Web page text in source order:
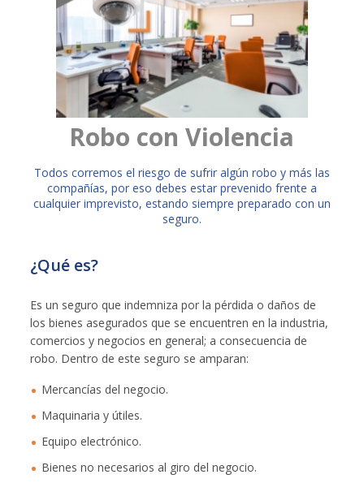
Robo con Violencia
​Todos corremos el riesgo de sufrir algún robo y más las
compañías, por eso debes estar prevenido frente a
cualquier imprevisto, estando siempre preparado con un
seguro.
¿Qué es?
Es un seguro que indemniza por la pérdida o daños de
los bienes asegurados que se encuentren en la industria,
comercios y negocios en general; a consecuencia de
robo. Dentro de este seguro se amparan:
Mercancías del negocio.
Maquinaria y útiles.
Equipo electrónico.
Bienes no necesarios al giro del negocio.